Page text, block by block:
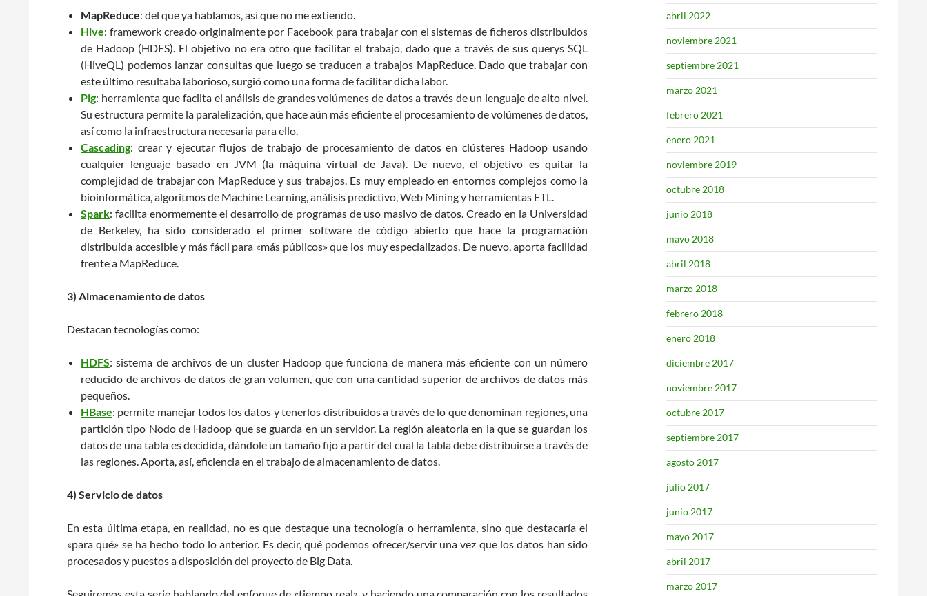
MapReduce: del que ya hablamos, así que no me extiendo.
Hive: framework creado originalmente por Facebook para trabajar con el sistemas de ficheros distribuidos
de Hadoop (HDFS). El objetivo no era otro que facilitar el trabajo, dado que a través de sus querys SQL
(HiveQL) podemos lanzar consultas que luego se traducen a trabajos MapReduce. Dado que trabajar con
este último resultaba laborioso, surgió como una forma de facilitar dicha labor.
Pig: herramienta que facilta el análisis de grandes volúmenes de datos a través de un lenguaje de alto nivel.
Su estructura permite la paralelización, que hace aún más eficiente el procesamiento de volúmenes de datos,
así como la infraestructura necesaria para ello.
Cascading: crear y ejecutar flujos de trabajo de procesamiento de datos en clústeres Hadoop usando
cualquier lenguaje basado en JVM (la máquina virtual de Java). De nuevo, el objetivo es quitar la
complejidad de trabajar con MapReduce y sus trabajos. Es muy empleado en entornos complejos como la
bioinformática, algoritmos de Machine Learning, análisis predictivo, Web Mining y herramientas ETL.
Spark: facilita enormemente el desarrollo de programas de uso masivo de datos. Creado en la Universidad
de Berkeley, ha sido considerado el primer software de código abierto que hace la programación
distribuida accesible y más fácil para «más públicos» que los muy especializados. De nuevo, aporta facilidad
frente a MapReduce.
3) Almacenamiento de datos
Destacan tecnologías como:
HDFS: sistema de archivos de un cluster Hadoop que funciona de manera más eficiente con un número
reducido de archivos de datos de gran volumen, que con una cantidad superior de archivos de datos más
pequeños.
HBase: permite manejar todos los datos y tenerlos distribuidos a través de lo que denominan regiones, una
partición tipo Nodo de Hadoop que se guarda en un servidor. La región aleatoria en la que se guardan los
datos de una tabla es decidida, dándole un tamaño fijo a partir del cual la tabla debe distribuirse a través de
las regiones. Aporta, así, eficiencia en el trabajo de almacenamiento de datos.
4) Servicio de datos
En esta última etapa, en realidad, no es que destaque una tecnología o herramienta, sino que destacaría el
«para qué» se ha hecho todo lo anterior. Es decir, qué podemos ofrecer/servir una vez que los datos han sido
procesados y puestos a disposición del proyecto de Big Data.
abril 2022
noviembre 2021
septiembre 2021
marzo 2021
febrero 2021
enero 2021
noviembre 2019
octubre 2018
junio 2018
mayo 2018
abril 2018
marzo 2018
febrero 2018
enero 2018
diciembre 2017
noviembre 2017
octubre 2017
septiembre 2017
agosto 2017
julio 2017
junio 2017
mayo 2017
abril 2017
marzo 2017